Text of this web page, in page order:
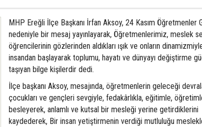
MHP Ereğli İlçe Başkanı İrfan Aksoy, 24 Kasım Öğretmenler
nedeniyle bir mesaj yayınlayarak, Öğretmenlerimiz, meslek
öğrencilerinin gözlerinden aldıkları ışık ve onların
insandan başlayarak toplumu, hayatı ve dünyayı değiştirme
taşıyan bilge kişilerdir dedi.
İlçe başkanı Aksoy, mesajında, öğretmenlerin geleceği
çocukları ve gençleri sevgiyle, fedakârlıkla, eğitimle,
besleyerek, anlamlı ve kutsal bir mesleği yerine getirdiklerini
kaydederek, Bir insan yetiştirmenin verdiği mutluluğu